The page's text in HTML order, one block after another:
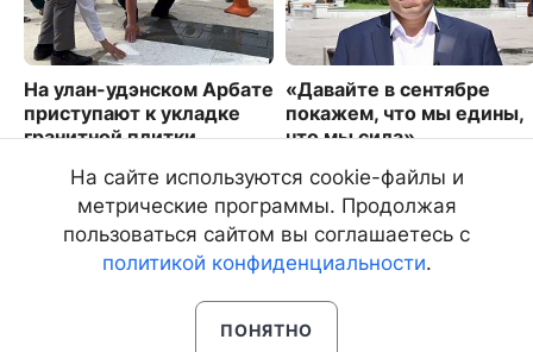
На улан-удэнском Арбате
приступают к укладке
гранитной плитки
1547
«Давайте в сентябре
покажем, что мы едины,
что мы сила»
1784
На сайте используются cookie-файлы и
метрические программы. Продолжая
пользоваться сайтом вы соглашаетесь с
политикой конфиденциальности.
ПОНЯТНО